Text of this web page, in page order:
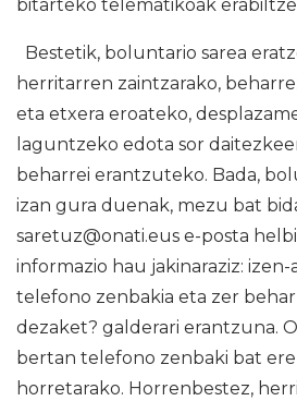
bitarteko telematikoak
Bestetik, boluntario sarea
herritarren zaintzarako,
eta etxera eroateko,
laguntzeko edota sor
beharrei erantzuteko. Bada,
izan gura duenak, mezu bat
saretuz@onati.eus e-posta
informazio hau jakinaraziz:
telefono zenbakia eta zer
dezaket? galderari erantzuna.
bertan telefono zenbaki bat
horretarako. Horrenbestez,